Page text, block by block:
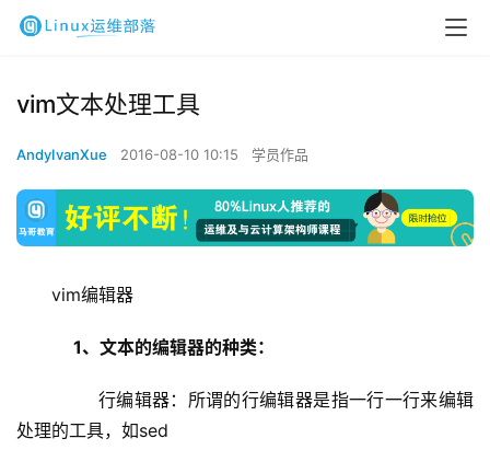
vim文本处理工具
AndyIvanXue 2016-08-10 10:15 学员作品
vim编辑器
1、文本的编辑器的种类：
行编辑器：所谓的行编辑器是指一行一行来编辑
处理的工具，如sed